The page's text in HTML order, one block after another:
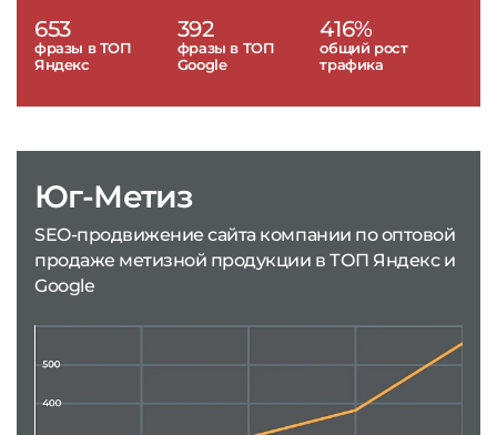
653
фразы в ТОП
Яндекс
392
фразы в ТОП
Google
416%
общий рост
трафика
Юг-Метиз
SEO-продвижение сайта компании по оптовой
продаже метизной продукции в ТОП Яндекс и
Google